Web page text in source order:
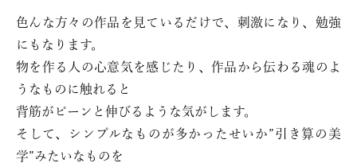
色んな方々の作品を見ているだけで、刺激になり、勉強
にもなります。
物を作る人の心意気を感じたり、作品から伝わる魂のよ
うなものに触れると
背筋がピーンと伸びるような気がします。
そして、シンプルなものが多かったせいか”引き算の美
学”みたいなものを